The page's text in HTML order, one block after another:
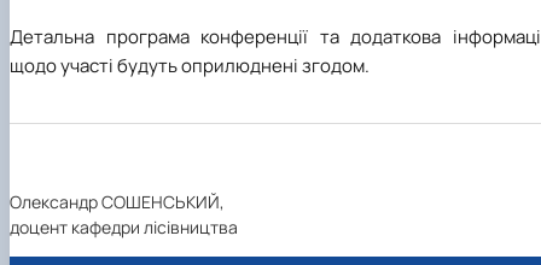
Детальна програма конференції та додаткова
щодо участі будуть оприлюднені згодом.
Олександр СОШЕНСЬКИЙ,
доцент кафедри лісівництва